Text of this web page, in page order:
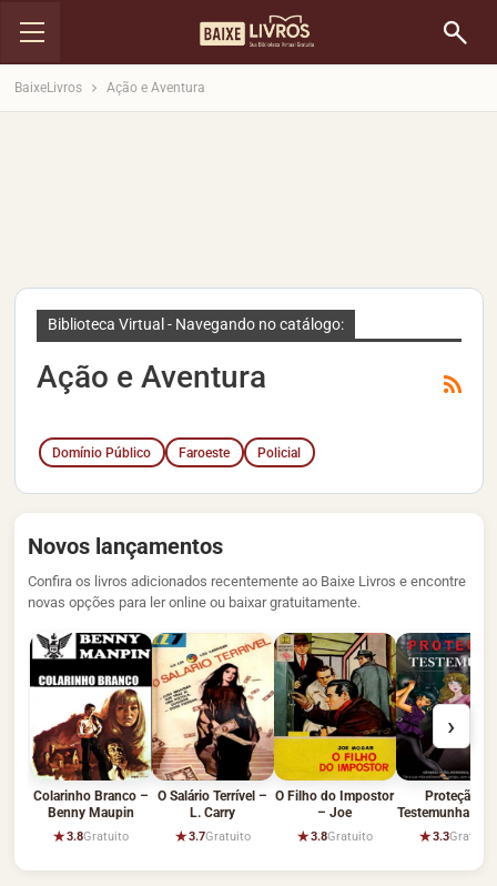
BaixeLivros Ação e Aventura
Biblioteca Virtual - Navegando no catálogo:
Ação e Aventura
Domínio Público Faroeste Policial
Novos lançamentos
Confira os livros adicionados recentemente ao Baixe Livros e encontre
novas opções para ler online ou baixar gratuitamente.
Colarinho Branco –
Benny Maupin
★3.8Gratuito
O Salário Terrível –
L. Carry
★3.7Gratuito
O Filho do Impostor
– Joe
★3.8Gratuito
Proteção à
Testemunha –
Assuky
★3.3Gratuito
›